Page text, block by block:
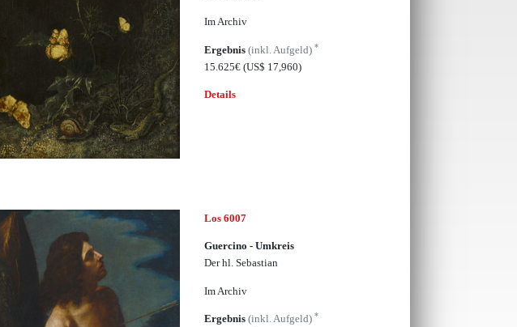
Im Archiv
Ergebnis (inkl. Aufgeld) *
15.625€ (US$ 17,960)
Details
Los 6007
Guercino - Umkreis
Der hl. Sebastian
Im Archiv
Ergebnis (inkl. Aufgeld) *